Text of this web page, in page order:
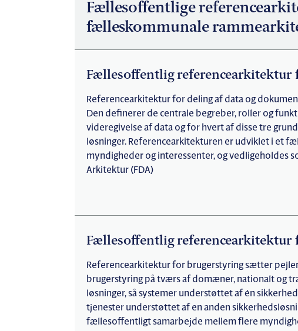
Fællesoffentlige
fælleskommunale
Fællesoffentlig referencearkitektur
Referencearkitektur for deling af data og
Den definerer de centrale begreber, roller og
videregivelse af data og for hvert af disse tre
løsninger. Referencearkitekturen er udviklet i et
myndigheder og interessenter, og vedligeholdes
Arkitektur (FDA)
Fællesoffentlig referencearkitektur
Referencearkitektur for brugerstyring sætter
brugerstyring på tværs af domæner, nationalt og
løsninger, så systemer understøttet af én
tjenester understøttet af en anden
fællesoffentligt samarbejde mellem flere